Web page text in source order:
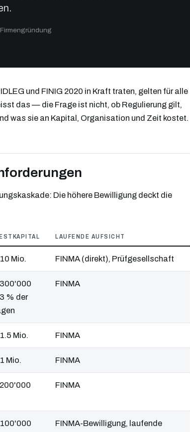
und FINIG 2020 in Kraft traten, gelten für alle
das — die Frage ist nicht, ob Regulierung gilt,
was sie an Kapital, Organisation und Zeit kostet.
Die höhere Bewilligung deckt die
LAUFENDE AUFSICHT
Mio. FINMA (direkt), Prüfgesellschaft
300'000
% der
FINMA
Mio. FINMA
Mio. FINMA
FINMA
100'000
FINMA-Bewilligung, laufende